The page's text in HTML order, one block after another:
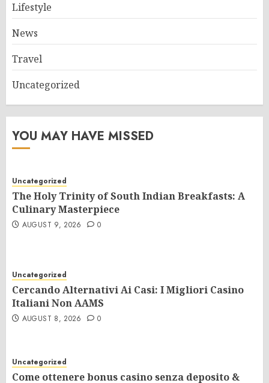
Lifestyle
News
Travel
Uncategorized
YOU MAY HAVE MISSED
Uncategorized
The Holy Trinity of South Indian Breakfasts: A
Culinary Masterpiece
AUGUST 9, 2026 0
Uncategorized
Cercando Alternativi Ai Casi: I Migliori Casino
Italiani Non AAMS
AUGUST 8, 2026 0
Uncategorized
Come ottenere bonus casino senza deposito &